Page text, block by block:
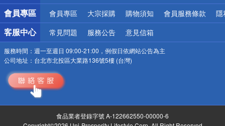
會員專區 會員專區 大宗採購 購物須知 會員服務條款 隱
客服中心 常見問題 服務公告 意見信箱
服務時間： 週一至週日 09:00-21:00，例假日依網站公告為主
公司地址： 台北市北投區大業路136號5樓 (台灣)
食品業者登錄字號 A-122662550-00000-6